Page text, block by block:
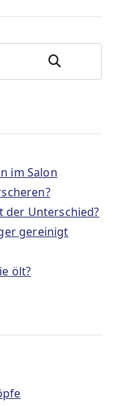
Zoeken
im Salon
der Unterschied?
gereinigt
ölt?